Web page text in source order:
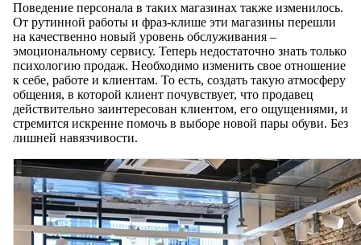
Поведение персонала в таких магазинах также изменилось.
От рутинной работы и фраз-клише эти магазины перешли
на качественно новый уровень обслуживания –
эмоциональному сервису. Теперь недостаточно знать только
психологию продаж. Необходимо изменить свое отношение
к себе, работе и клиентам. То есть, создать такую атмосферу
общения, в которой клиент почувствует, что продавец
действительно заинтересован клиентом, его ощущениями, и
стремится искренне помочь в выборе новой пары обуви. Без
лишней навязчивости.